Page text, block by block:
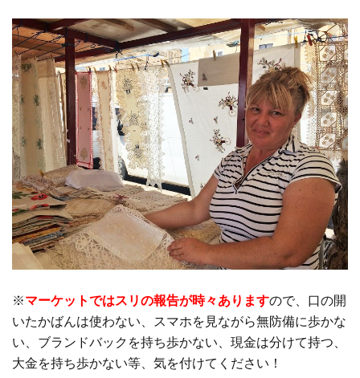
※マーケットではスリの報告が時々ありますので、口の開
いたかばんは使わない、スマホを見ながら無防備に歩かな
い、ブランドバックを持ち歩かない、現金は分けて持つ、
大金を持ち歩かない等、気を付けてください！